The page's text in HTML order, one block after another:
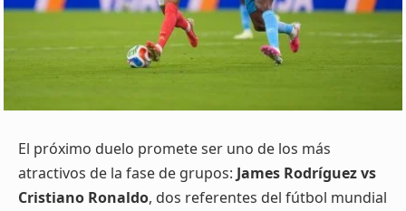
El próximo duelo promete ser uno de los más
atractivos de la fase de grupos: James Rodríguez vs
Cristiano Ronaldo, dos referentes del fútbol mundial